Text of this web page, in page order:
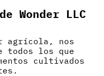
Wonder LLC
agrícola, nos
todos los que
cultivados